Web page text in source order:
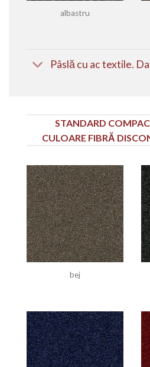
albastru
Pâslă cu ac textile.
STANDARD
CULOARE FIBRĂ
bej